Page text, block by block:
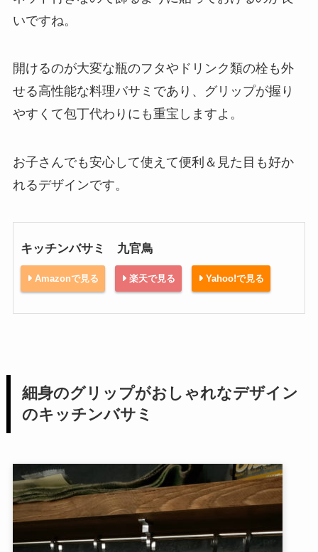
いですね。
開けるのが大変な瓶のフタやドリンク類の栓も外
せる高性能な料理バサミであり、グリップが握り
やすくて包丁代わりにも重宝しますよ。
お子さんでも安心して使えて便利＆見た目も好か
れるデザインです。
キッチンバサミ 九官鳥
Amazonで見る 楽天で見る Yahoo!で見る
細身のグリップがおしゃれなデザイン
のキッチンバサミ